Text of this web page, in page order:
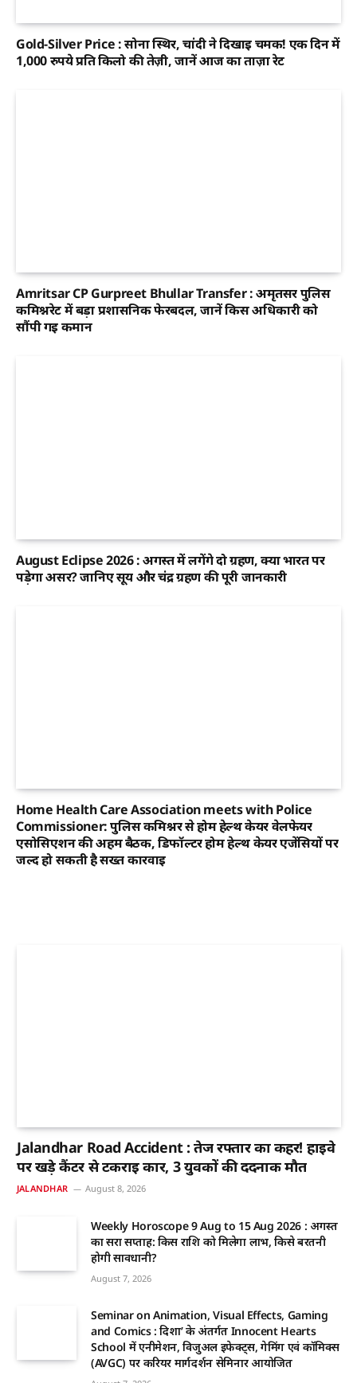
Gold-Silver Price : सोना स्थिर, चांदी ने दिखाई चमक! एक दिन में
1,000 रुपये प्रति किलो की तेज़ी, जानें आज का ताज़ा रेट
Amritsar CP Gurpreet Bhullar Transfer : अमृतसर पुलिस
कमिश्नरेट में बड़ा प्रशासनिक फेरबदल, जानें किस अधिकारी को
सौंपी गई कमान
August Eclipse 2026 : अगस्त में लगेंगे दो ग्रहण, क्या भारत पर
पड़ेगा असर? जानिए सूर्य और चंद्र ग्रहण की पूरी जानकारी
Home Health Care Association meets with Police
Commissioner: पुलिस कमिश्नर से होम हेल्थ केयर वेलफेयर
एसोसिएशन की अहम बैठक, डिफॉल्टर होम हेल्थ केयर एजेंसियों पर
जल्द हो सकती है सख्त कार्रवाई
Jalandhar Road Accident : तेज रफ्तार का कहर! हाईवे
पर खड़े कैंटर से टकराई कार, 3 युवकों की दर्दनाक मौत
JALANDHAR August 8, 2026
Weekly Horoscope 9 Aug to 15 Aug 2026 : अगस्त
का दूसरा सप्ताह: किस राशि को मिलेगा लाभ, किसे बरतनी
होगी सावधानी?
August 7, 2026
Seminar on Animation, Visual Effects, Gaming
and Comics : दिशा’ के अंतर्गत Innocent Hearts
School में एनीमेशन, विजुअल इफेक्ट्स, गेमिंग एवं कॉमिक्स
(AVGC) पर करियर मार्गदर्शन सेमिनार आयोजित